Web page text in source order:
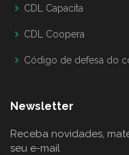
CDL Capacita
CDL Coopera
Código de defesa do
Newsletter
Receba novidades,
seu e-mail